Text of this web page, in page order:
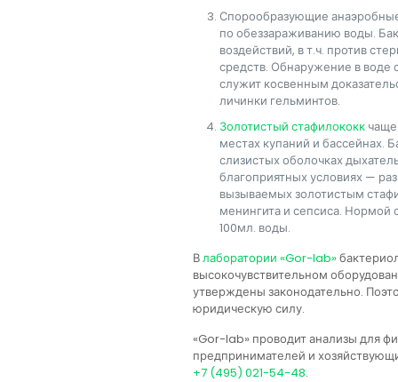
Спорообразующие
по обеззараживанию воды.
воздействий, в т.ч. против
средств. Обнаружение в
служит косвенным
личинки гельминтов.
Золотистый стафилококк
местах купаний и бассейнах.
слизистых оболочках
благоприятных условиях —
вызываемых золотистым
менингита и сепсиса. Нормой
100мл. воды.
Влаборатории «Gor-lab»
высокочувствительном
утверждены законодательно.
юридическую силу.
«Gor-lab» проводит анализы для
предпринимателей и
+7 (495) 021-54-48.